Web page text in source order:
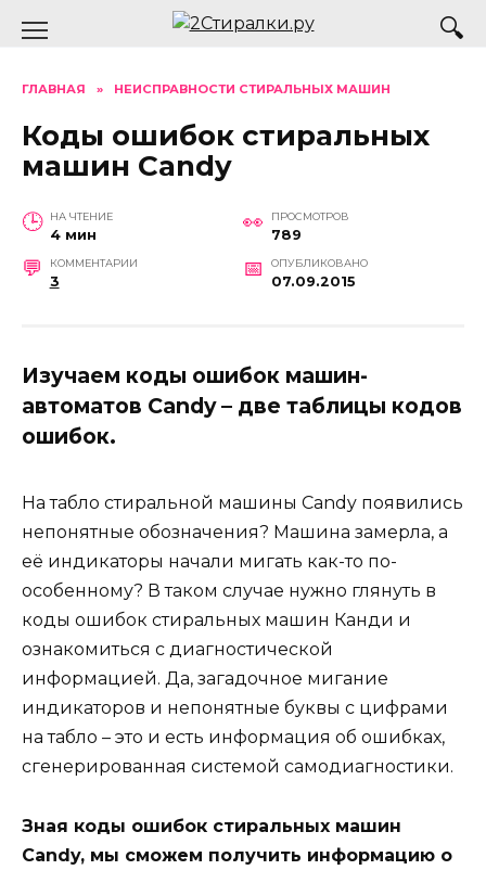
ГЛАВНАЯ » НЕИСПРАВНОСТИ СТИРАЛЬНЫХ МАШИН
Коды ошибок стиральных
машин Candy
НА ЧТЕНИЕ
4 мин
ПРОСМОТРОВ
789
КОММЕНТАРИИ
3
ОПУБЛИКОВАНО
07.09.2015
Изучаем коды ошибок машин-
автоматов Candy – две таблицы кодов
ошибок.
На табло стиральной машины Candy появились
непонятные обозначения? Машина замерла, а
её индикаторы начали мигать как-то по-
особенному? В таком случае нужно глянуть в
коды ошибок стиральных машин Канди и
ознакомиться с диагностической
информацией. Да, загадочное мигание
индикаторов и непонятные буквы с цифрами
на табло – это и есть информация об ошибках,
сгенерированная системой самодиагностики.
Зная коды ошибок стиральных машин
Candy, мы сможем получить информацию о